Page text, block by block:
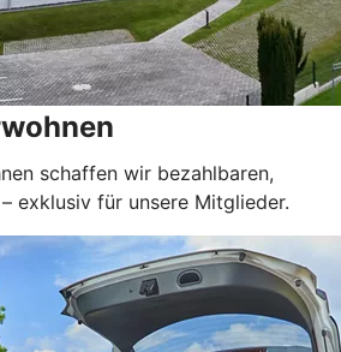
schaffen wir bezahlbaren,
exklusiv für unsere Mitglieder.